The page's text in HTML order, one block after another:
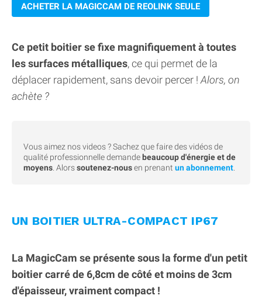
ACHETER LA MAGICCAM DE REOLINK SEULE
Ce petit boitier se fixe magnifiquement à toutes
les surfaces métalliques, ce qui permet de la
déplacer rapidement, sans devoir percer ! Alors, on
achète ?
Vous aimez nos videos ? Sachez que faire des vidéos de
qualité professionnelle demande beaucoup d'énergie et de
moyens . Alorssoutenez-nousen prenant un abonnement
UN BOITIER ULTRA-COMPACT IP67
La MagicCam se présente sous la forme d'un petit
boitier carré de 6,8cm de côté et moins de 3cm
d'épaisseur, vraiment compact !